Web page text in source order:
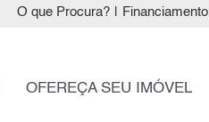
O que Procura? Financiamento
OFEREÇA SEU IMÓVEL